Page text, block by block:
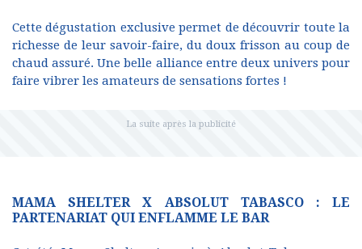
Cette dégustation exclusive permet de découvrir toute la
richesse de leur savoir-faire, du doux frisson au coup de
chaud assuré. Une belle alliance entre deux univers pour
faire vibrer les amateurs de sensations fortes !
MAMA SHELTER X ABSOLUT TABASCO : LE
PARTENARIAT QUI ENFLAMME LE BAR